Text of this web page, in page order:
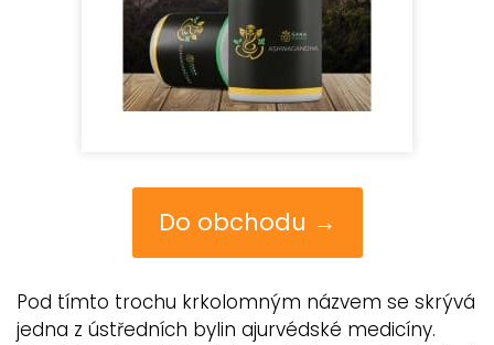
Do obchodu →
Pod tímto trochu krkolomným názvem se skrývá
jedna z ústředních bylin ajurvédské medicíny.